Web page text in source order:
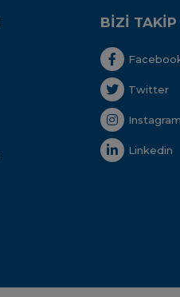
BİZİ TAKİP
Twitter
Instagram
Linkedin